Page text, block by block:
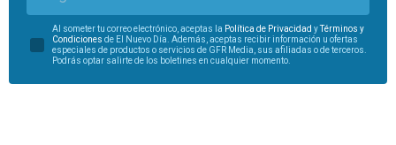
Al someter tu correo electrónico, aceptas la Política de Privacidad y
Términos y
Condiciones de El Nuevo Día. Además, aceptas recibir información u ofertas
especiales de productos o servicios de GFR Media, sus afiliadas o de terceros.
Podrás optar salirte de los boletines en cualquier momento.